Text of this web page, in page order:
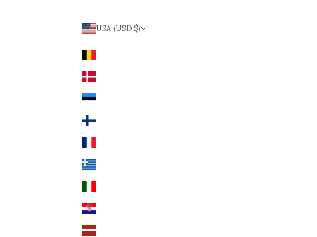
USA (USD $)
Dänemark (DKK)
Estland (EUR €)
Finnland (EUR €)
Griechenland (EUR €)
Kroatien (EUR €)
Lettland (EUR €)